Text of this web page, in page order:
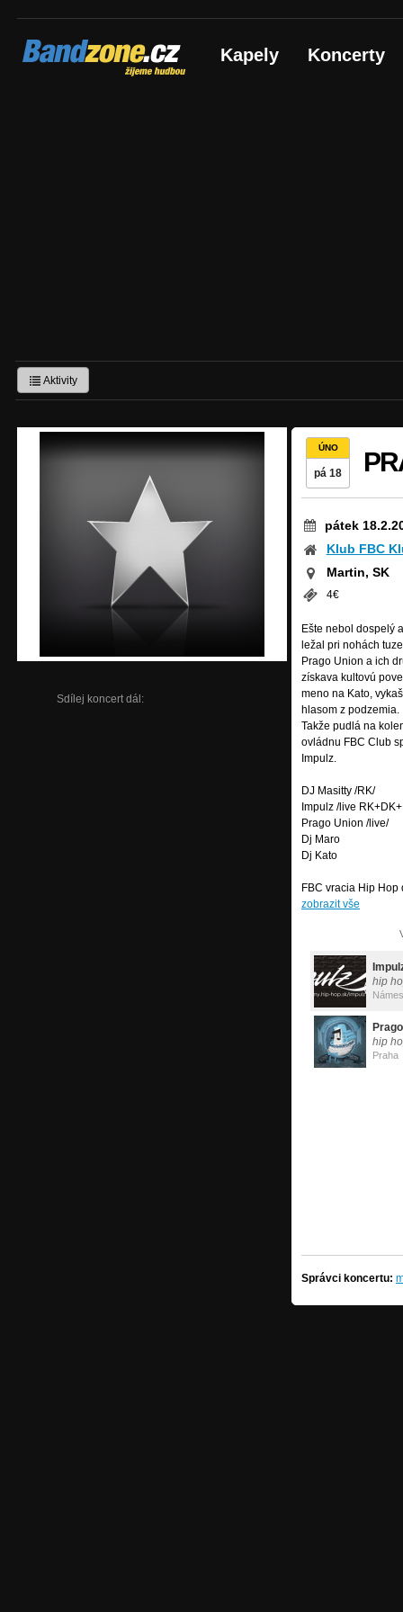
Bandzone.cz
žijeme hudbou Kapely Koncerty
Aktivity
Sdílej koncert dál:
ÚNO
pá 18
pátek
Klub FBC
Martin, SK
4€
Ešte nebol dospelý
ležal pri nohách
Prago Union a ich
získava kultovú
meno na Kato,
hlasom z podzemia.
Takže pudlá na
ovládnu FBC Club
Impulz.
DJ Masitty /RK/
Impulz /live
Prago Union /live/
Dj Maro
Dj Kato
FBC vracia Hip
zobrazit vše
hip
hip
Praha
Správci koncertu: